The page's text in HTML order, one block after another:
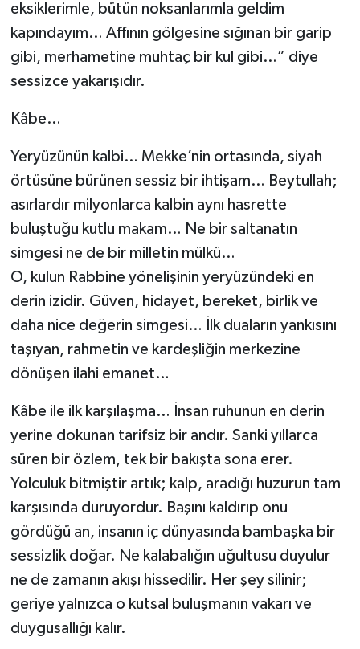
eksiklerimle, bütün noksanlarımla geldim
kapındayım… Affının gölgesine sığınan bir garip
gibi, merhametine muhtaç bir kul gibi…” diye
sessizce yakarışıdır.
Kâbe…
Yeryüzünün kalbi… Mekke’nin ortasında, siyah
örtüsüne bürünen sessiz bir ihtişam… Beytullah;
asırlardır milyonlarca kalbin aynı hasrette
buluştuğu kutlu makam… Ne bir saltanatın
simgesi ne de bir milletin mülkü…
O, kulun Rabbine yönelişinin yeryüzündeki en
derin izidir. Güven, hidayet, bereket, birlik ve
daha nice değerin simgesi… İlk duaların yankısını
taşıyan, rahmetin ve kardeşliğin merkezine
dönüşen ilahi emanet…
Kâbe ile ilk karşılaşma… İnsan ruhunun en derin
yerine dokunan tarifsiz bir andır. Sanki yıllarca
süren bir özlem, tek bir bakışta sona erer.
Yolculuk bitmiştir artık; kalp, aradığı huzurun tam
karşısında duruyordur. Başını kaldırıp onu
gördüğü an, insanın iç dünyasında bambaşka bir
sessizlik doğar. Ne kalabalığın uğultusu duyulur
ne de zamanın akışı hissedilir. Her şey silinir;
geriye yalnızca o kutsal buluşmanın vakarı ve
duygusallığı kalır.
Hatay Müftülüğü
Iğdır Müftülüğü
İstanbul Müftülüğü
İzmir Müftülüğü
Kahramanmaraş Müftülüğü
Karabük Müftülüğü
Karaman Müftülüğü
Kars Müftülüğü
Kayseri Müftülüğü
Kilis Müftülüğü
Kırıkkale Müftülüğü
Kırklareli Müftülüğü
Kırşehir Müftülüğü
Kocaeli Müftülüğü